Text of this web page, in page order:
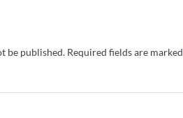
be published. Required fields are marked